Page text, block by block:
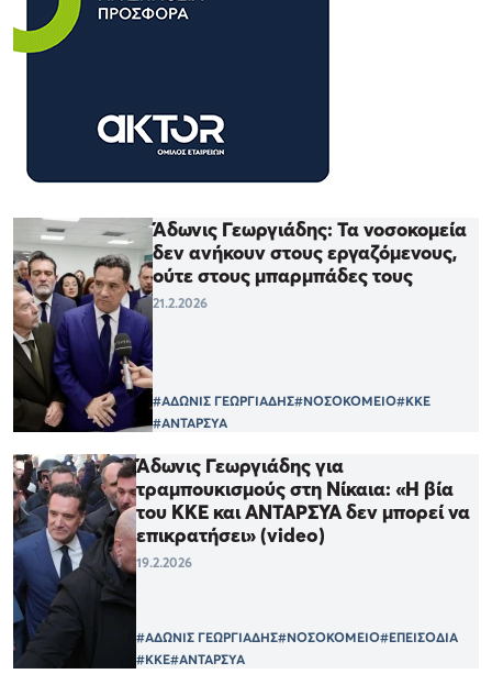
Άδωνις Γεωργιάδης: Τα νοσοκομεία
δεν ανήκουν στους εργαζόμενους,
ούτε στους μπαρμπάδες τους
21.2.2026
#ΑΔΩΝΙΣ ΓΕΩΡΓΙΑΔΗΣ#ΝΟΣΟΚΟΜΕΙΟ#ΚΚΕ
#ΑΝΤΑΡΣΥΑ
Άδωνις Γεωργιάδης για
τραμπουκισμούς στη Νίκαια: «Η βία
του ΚΚΕ και ΑΝΤΑΡΣΥΑ δεν μπορεί να
επικρατήσει» (video)
19.2.2026
#ΑΔΩΝΙΣ ΓΕΩΡΓΙΑΔΗΣ#ΝΟΣΟΚΟΜΕΙΟ#ΕΠΕΙΣΟΔΙΑ
#ΚΚΕ#ΑΝΤΑΡΣΥΑ